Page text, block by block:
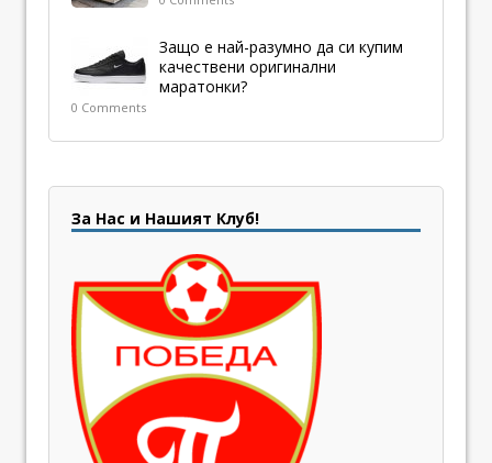
Защо е най-разумно да си купим
качествени оригинални
маратонки?
0 Comments
За Нас и Нашият Клуб!